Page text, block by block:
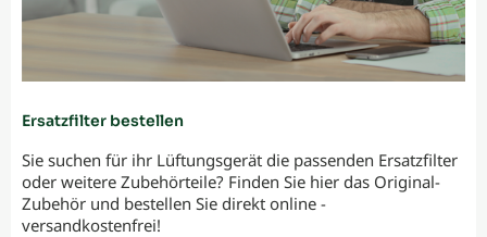
Ersatzfilter bestellen
Sie suchen für ihr Lüftungsgerät die passenden Ersatzfilter
oder weitere Zubehörteile? Finden Sie hier das Original-
Zubehör und bestellen Sie direkt online -
versandkostenfrei!